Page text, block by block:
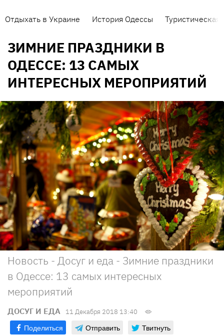
Отдыхать в Украине История Одессы Туристическая
ЗИМНИЕ ПРАЗДНИКИ В
ОДЕССЕ: 13 САМЫХ
ИНТЕРЕСНЫХ МЕРОПРИЯТИЙ
Новость - Досуг и еда - Зимние праздники
в Одессе: 13 самых интересных
мероприятий
ДОСУГ И ЕДА 11 Декабря 2018 13:40
Поделиться Отправить Твитнуть